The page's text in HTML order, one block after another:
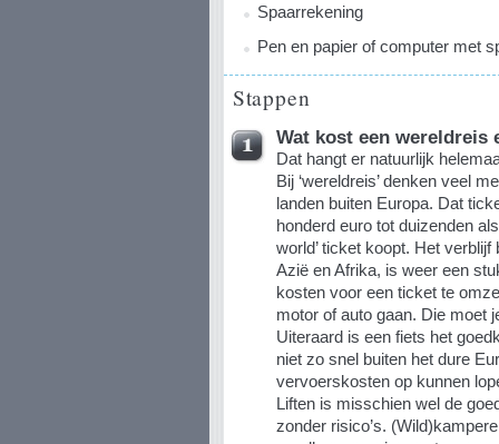
Spaarrekening
Pen en papier of computer met
Stappen
Wat kost een wereldreis
Dat hangt er natuurlijk
Bij ‘wereldreis’ denken veel
landen buiten Europa. Dat
honderd euro tot duizenden
world’ ticket koopt. Het
Azië en Afrika, is weer een
kosten voor een ticket te
motor of auto gaan. Die moet
Uiteraard is een fiets het
niet zo snel buiten het dure
vervoerskosten op kunnen
Liften is misschien wel de
zonder risico’s.